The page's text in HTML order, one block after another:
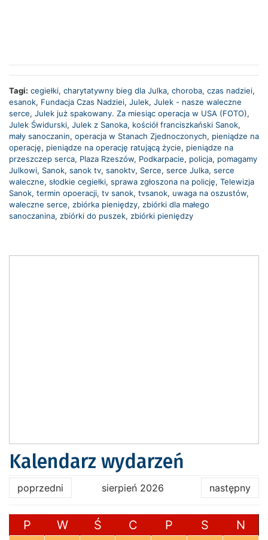
Tagi: cegiełki, charytatywny bieg dla Julka, choroba, czas nadziei,
esanok, Fundacja Czas Nadziei, Julek, Julek - nasze waleczne
serce, Julek już spakowany. Za miesiąc operacja w USA (FOTO),
Julek Świdurski, Julek z Sanoka, kościół franciszkański Sanok,
mały sanoczanin, operacja w Stanach Zjednoczonych, pieniądze na
operację, pieniądze na operację ratującą życie, pieniądze na
przeszczep serca, Plaza Rzeszów, Podkarpacie, policja, pomagamy
Julkowi, Sanok, sanok tv, sanoktv, Serce, serce Julka, serce
waleczne, słodkie cegiełki, sprawa zgłoszona na policję, Telewizja
Sanok, termin opoeracji, tv sanok, tvsanok, uwaga na oszustów,
waleczne serce, zbiórka pieniędzy, zbiórki dla małego
sanoczanina, zbiórki do puszek, zbiórki pieniędzy
Kalendarz wydarzeń
poprzedni sierpień 2026 następny
P W Ś C P S N